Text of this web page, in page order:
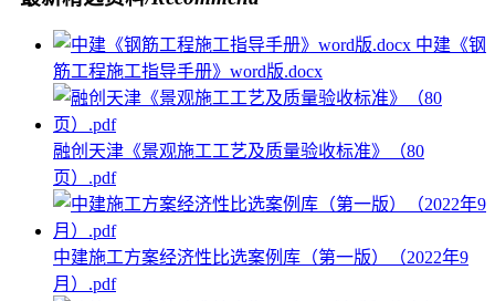
中建《钢
筋工程施工指导手册》word版.docx
融创天津《景观施工工艺及质量验收标准》（80
页）.pdf
中建施工方案经济性比选案例库（第一版）（2022年9
月）.pdf